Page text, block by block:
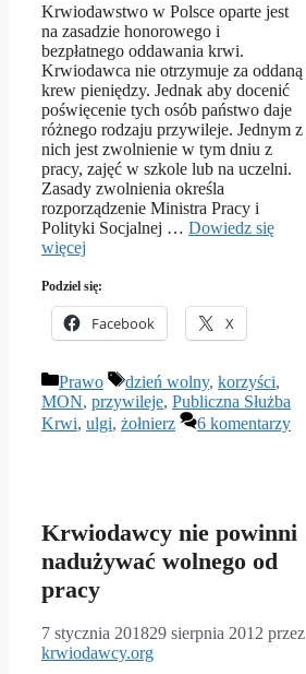
Krwiodawstwo w Polsce oparte jest
na zasadzie honorowego i
bezpłatnego oddawania krwi.
Krwiodawca nie otrzymuje za oddaną
krew pieniędzy. Jednak aby docenić
poświęcenie tych osób państwo daje
różnego rodzaju przywileje. Jednym z
nich jest zwolnienie w tym dniu z
pracy, zajęć w szkole lub na uczelni.
Zasady zwolnienia określa
rozporządzenie Ministra Pracy i
Polityki Socjalnej … Dowiedz się
więcej
Podziel się:
Facebook X
Kategorie
Prawo Tagi
dzień wolny, korzyści,
MON, przywileje, Publiczna Służba
Krwi, ulgi, żołnierz 6 komentarzy
Krwiodawcy nie powinni
nadużywać wolnego od
pracy
7 stycznia 201829 sierpnia 2012 przez
krwiodawcy.org